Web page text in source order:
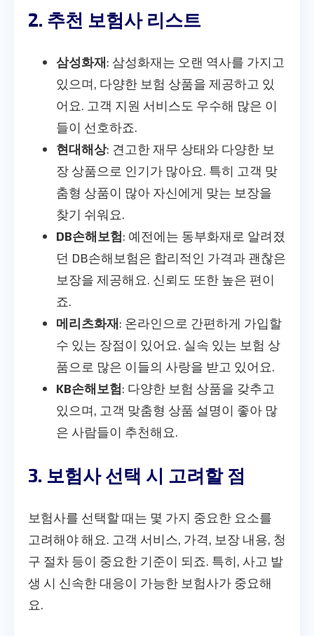
2. 추천 보험사 리스트
삼성화재: 삼성화재는 오랜 역사를 가지고
있으며, 다양한 보험 상품을 제공하고 있
어요. 고객 지원 서비스도 우수해 많은 이
들이 선호하죠.
현대해상: 견고한 재무 상태와 다양한 보
장 상품으로 인기가 많아요. 특히 고객 맞
춤형 상품이 많아 자신에게 맞는 보장을
찾기 쉬워요.
DB손해보험: 예전에는 동부화재로 알려졌
던 DB손해보험은 합리적인 가격과 괜찮은
보장을 제공해요. 신뢰도 또한 높은 편이
죠.
메리츠화재: 온라인으로 간편하게 가입할
수 있는 장점이 있어요. 실속 있는 보험 상
품으로 많은 이들의 사랑을 받고 있어요.
KB손해보험: 다양한 보험 상품을 갖추고
있으며, 고객 맞춤형 상품 설명이 좋아 많
은 사람들이 추천해요.
3. 보험사 선택 시 고려할 점
보험사를 선택할 때는 몇 가지 중요한 요소를
고려해야 해요. 고객 서비스, 가격, 보장 내용, 청
구 절차 등이 중요한 기준이 되죠. 특히, 사고 발
생 시 신속한 대응이 가능한 보험사가 중요해
요.